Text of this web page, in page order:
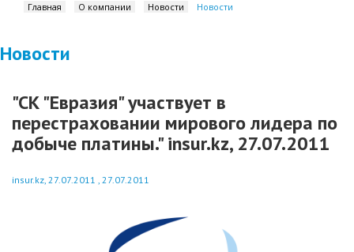
Главная О компании Новости Новости
Новости
"CК "Евразия" участвует в
перестраховании мирового лидера по
добыче платины." insur.kz, 27.07.2011
insur.kz, 27.07.2011 , 27.07.2011